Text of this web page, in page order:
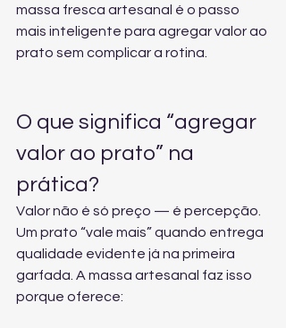
massa fresca artesanal é o passo
mais inteligente para agregar valor ao
prato sem complicar a rotina.
O que significa “agregar
valor ao prato” na
prática?
Valor não é só preço — é percepção.
Um prato “vale mais” quando entrega
qualidade evidente já na primeira
garfada. A massa artesanal faz isso
porque oferece: